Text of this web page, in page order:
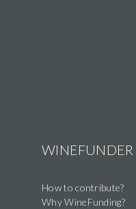
WINEFUNDER
How to contribute?
Why WineFunding?